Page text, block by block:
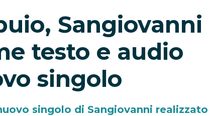
Sangiovanni
testo e audio
singolo
singolo di Sangiovanni realizzato